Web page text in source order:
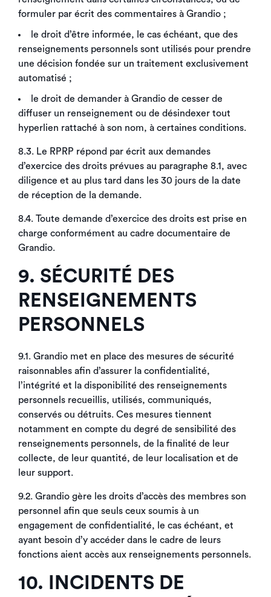
formuler par écrit des commentaires à Grandio ;
le droit d’être informée, le cas échéant, que des
renseignements personnels sont utilisés pour prendre
une décision fondée sur un traitement exclusivement
automatisé ;
le droit de demander à Grandio de cesser de
diffuser un renseignement ou de désindexer tout
hyperlien rattaché à son nom, à certaines conditions.
8.3. Le RPRP répond par écrit aux demandes
d’exercice des droits prévues au paragraphe 8.1, avec
diligence et au plus tard dans les 30 jours de la date
de réception de la demande.
8.4. Toute demande d’exercice des droits est prise en
charge conformément au cadre documentaire de
Grandio.
9. SÉCURITÉ DES
RENSEIGNEMENTS
PERSONNELS
9.1. Grandio met en place des mesures de sécurité
raisonnables afin d’assurer la confidentialité,
l’intégrité et la disponibilité des renseignements
personnels recueillis, utilisés, communiqués,
conservés ou détruits. Ces mesures tiennent
notamment en compte du degré de sensibilité des
renseignements personnels, de la finalité de leur
collecte, de leur quantité, de leur localisation et de
leur support.
9.2. Grandio gère les droits d’accès des membres son
personnel afin que seuls ceux soumis à un
engagement de confidentialité, le cas échéant, et
ayant besoin d’y accéder dans le cadre de leurs
fonctions aient accès aux renseignements personnels.
10. INCIDENTS DE